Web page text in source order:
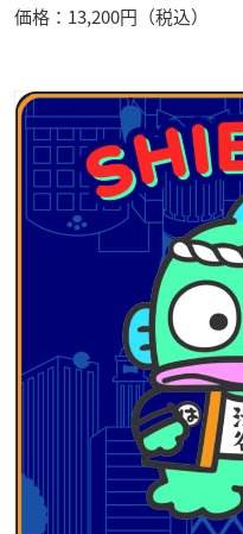
価格：13,200円（税込）